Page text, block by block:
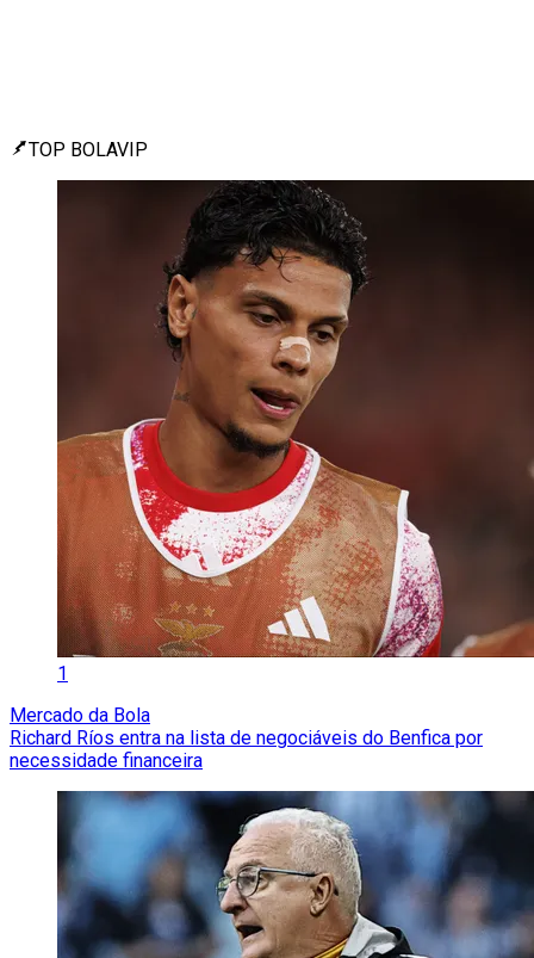
TOP BOLAVIP
1
Mercado da Bola
Richard Ríos entra na lista de negociáveis do Benfica por
necessidade financeira